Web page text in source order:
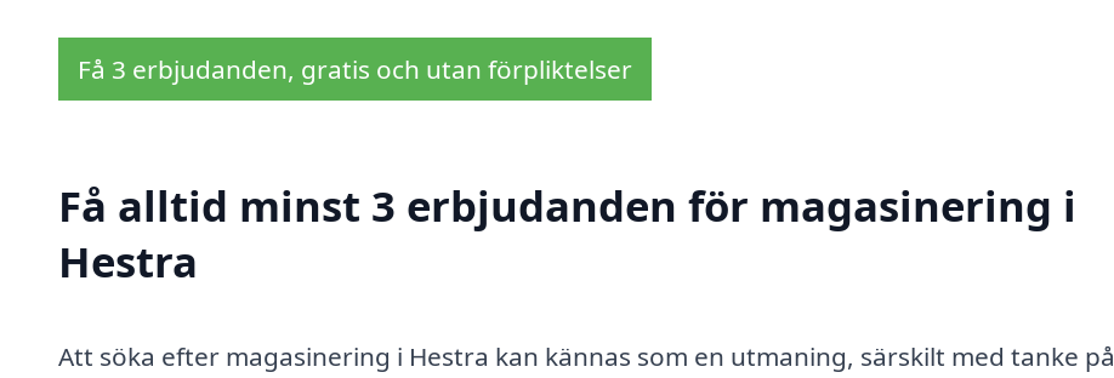
Få 3 erbjudanden, gratis och utan förpliktelser
Få alltid minst 3 erbjudanden för magasinering i
Hestra
Att söka efter magasinering i Hestra kan kännas som en utmaning, särskilt med tanke på